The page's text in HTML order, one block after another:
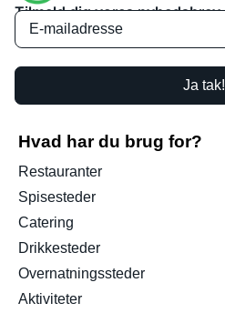
Tilmeld dig vores nyhedsbrev
Ja tak!
Hvad har du brug for?
Restauranter
Spisesteder
Catering
Drikkesteder
Overnatningssteder
Aktiviteter